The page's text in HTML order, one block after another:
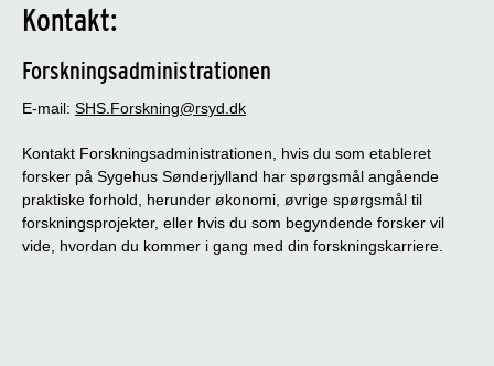
Kontakt:
Forskningsadministrationen
E-mail: SHS.Forskning@rsyd.dk
Kontakt Forskningsadministrationen, hvis du som etableret
forsker på Sygehus Sønderjylland har spørgsmål angående
praktiske forhold, herunder økonomi, øvrige spørgsmål til
forskningsprojekter, eller hvis du som begyndende forsker vil
vide, hvordan du kommer i gang med din forskningskarriere.